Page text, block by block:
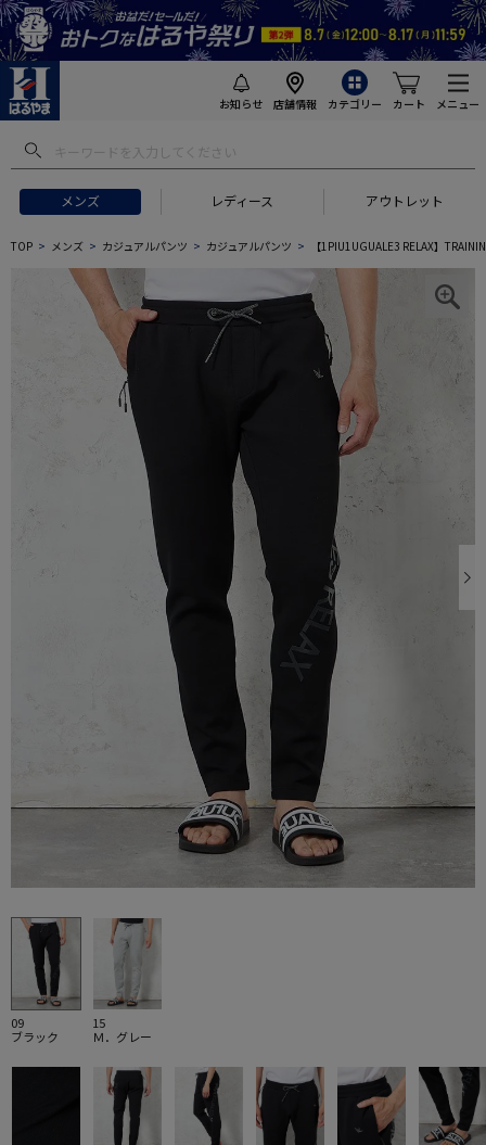
お知らせ 店舗情報 カテゴリー カート メニュー
メンズ レディース アウトレット
TOP メンズ カジュアルパンツ カジュアルパンツ 【1PIU1UGUALE3 RELAX】
09
ブラック
15
Ｍ．グレー